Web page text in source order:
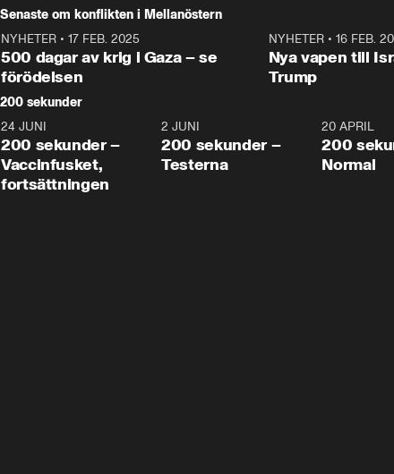
Senaste om konflikten i Mellanöstern
NYHETER • 17 FEB. 2025
500 dagar av krig i Gaza – se
förödelsen
NYHETER• 16 FEB.
Nya vapen till
Trump
200 sekunder
5:00
24 JUNI
200 sekunder –
Vaccinfusket,
fortsättningen
4:23
2 JUNI
200 sekunder –
Testerna
20 APRIL
200
Normal